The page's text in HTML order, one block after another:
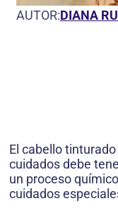
AUTOR:DIANA
El cabello
cuidados debe
un proceso
cuidados